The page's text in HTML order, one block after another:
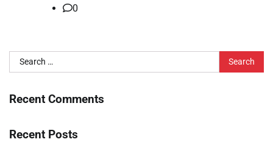
0
Search
for:
Recent Comments
Recent Posts